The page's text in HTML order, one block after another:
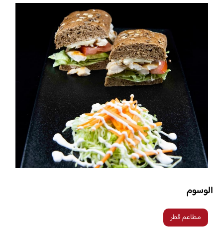
الوسوم
مطاعم قطر